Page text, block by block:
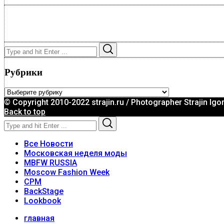
Search
for:
Рубрики
Рубрики
© Copyright 2010-2022 strajin.ru / Photographer Strajin Igor
Back to top
Search
for:
Все Новости
Московская неделя моды
MBFW RUSSIA
Moscow Fashion Week
CPM
BackStage
Lookbook
главная